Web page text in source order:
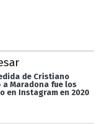
de Cristiano
a Maradona fue los
en Instagram en 2020